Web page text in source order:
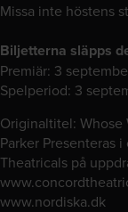
Missa inte höstens
Biljetterna släpps
Premiär: 3
Spelperiod: 3
Originaltitel: Whose
Parker Presenteras
Theatricals på
www.nordiska.dk